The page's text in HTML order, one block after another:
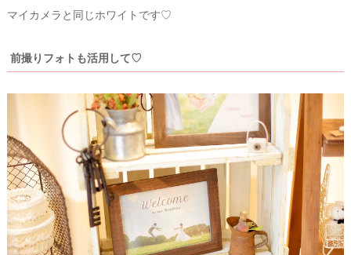
マイカメラと同じホワイトです♡
前撮りフォトも活用して♡
C
O
&
D
E
公
式
サ
イ
ト
▶